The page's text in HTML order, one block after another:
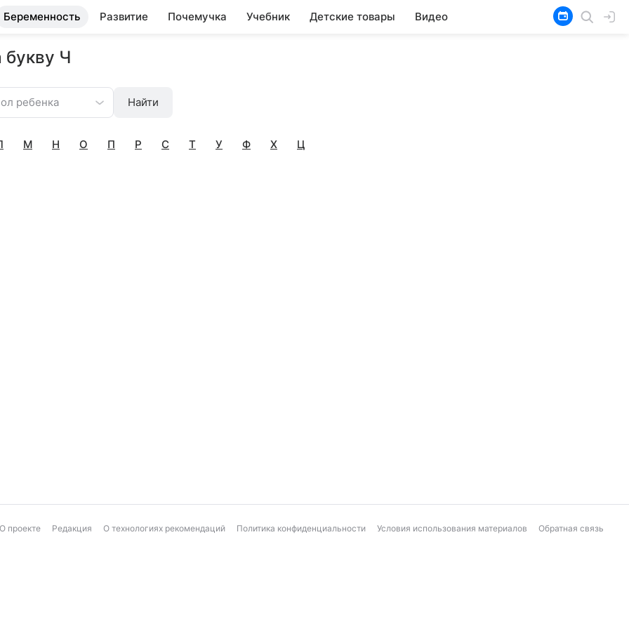
Беременность Развитие Почемучка Учебник Детские товары Видео
букву Ч
ребенка Найти
М Н О П Р С Т У Ф Х Ц
О проекте Редакция О технологиях рекомендаций Политика конфиденциальности Условия использования материалов Обратная связь